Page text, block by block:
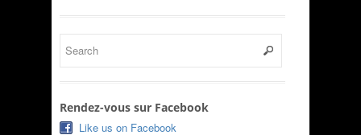
Rendez-vous sur Facebook
Like us on Facebook